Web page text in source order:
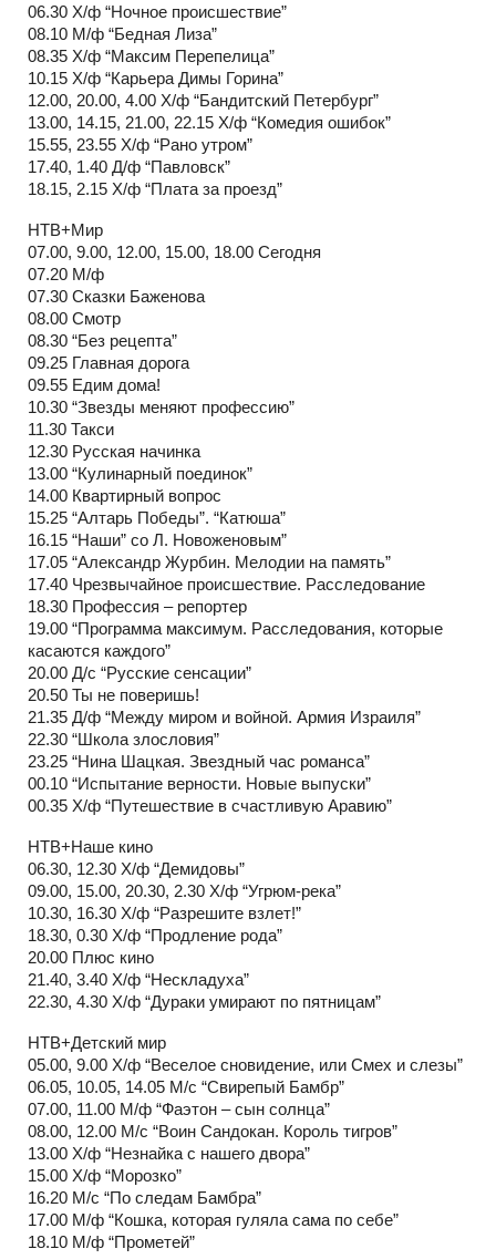
06.30 Х/ф “Ночное происшествие”
08.10 М/ф “Бедная Лиза”
08.35 Х/ф “Максим Перепелица”
10.15 Х/ф “Карьера Димы Горина”
12.00, 20.00, 4.00 Х/ф “Бандитский Петербург”
13.00, 14.15, 21.00, 22.15 Х/ф “Комедия ошибок”
15.55, 23.55 Х/ф “Рано утром”
17.40, 1.40 Д/ф “Павловск”
18.15, 2.15 Х/ф “Плата за проезд”
НТВ+Мир
07.00, 9.00, 12.00, 15.00, 18.00 Сегодня
07.20 М/ф
07.30 Сказки Баженова
08.00 Смотр
08.30 “Без рецепта”
09.25 Главная дорога
09.55 Едим дома!
10.30 “Звезды меняют профессию”
11.30 Такси
12.30 Русская начинка
13.00 “Кулинарный поединок”
14.00 Квартирный вопрос
15.25 “Алтарь Победы”. “Катюша”
16.15 “Наши” со Л. Новоженовым”
17.05 “Александр Журбин. Мелодии на память”
17.40 Чрезвычайное происшествие. Расследование
18.30 Профессия – репортер
19.00 “Программа максимум. Расследования, которые
касаются каждого”
20.00 Д/с “Русские сенсации”
20.50 Ты не поверишь!
21.35 Д/ф “Между миром и войной. Армия Израиля”
22.30 “Школа злословия”
23.25 “Нина Шацкая. Звездный час романса”
00.10 “Испытание верности. Новые выпуски”
00.35 Х/ф “Путешествие в счастливую Аравию”
НТВ+Наше кино
06.30, 12.30 Х/ф “Демидовы”
09.00, 15.00, 20.30, 2.30 Х/ф “Угрюм-река”
10.30, 16.30 Х/ф “Разрешите взлет!”
18.30, 0.30 Х/ф “Продление рода”
20.00 Плюс кино
21.40, 3.40 Х/ф “Нескладуха”
22.30, 4.30 Х/ф “Дураки умирают по пятницам”
НТВ+Детский мир
05.00, 9.00 Х/ф “Веселое сновидение, или Смех и слезы”
06.05, 10.05, 14.05 М/с “Свирепый Бамбр”
07.00, 11.00 М/ф “Фаэтон – сын солнца”
08.00, 12.00 М/с “Воин Сандокан. Король тигров”
13.00 Х/ф “Незнайка с нашего двора”
15.00 Х/ф “Морозко”
16.20 М/с “По следам Бамбра”
17.00 М/ф “Кошка, которая гуляла сама по себе”
18.10 М/ф “Прометей”